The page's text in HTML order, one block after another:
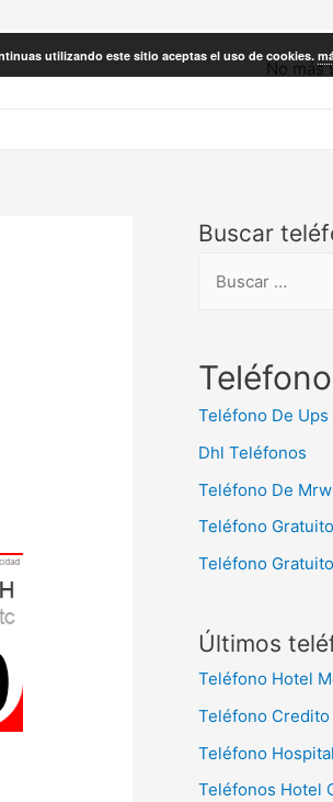
No más
Buscar
c
:
Teléfono De
Dhl Teléfonos
Teléfono De Mrw
Teléfono
Teléfono
Últimos
Teléfono Hotel
Teléfono Credito
Teléfono
Teléfonos Hotel
utilizando este sitio aceptas el uso de cookies.